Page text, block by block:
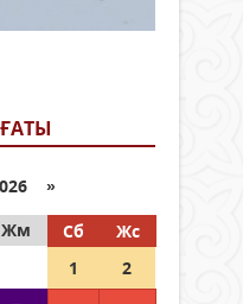
»
Жм Сб
Жс
1
2